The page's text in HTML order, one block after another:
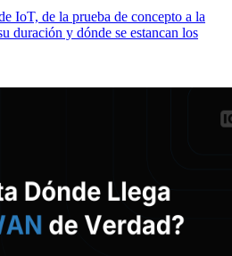
IoT, de la prueba de concepto a la
duración y dónde se estancan los